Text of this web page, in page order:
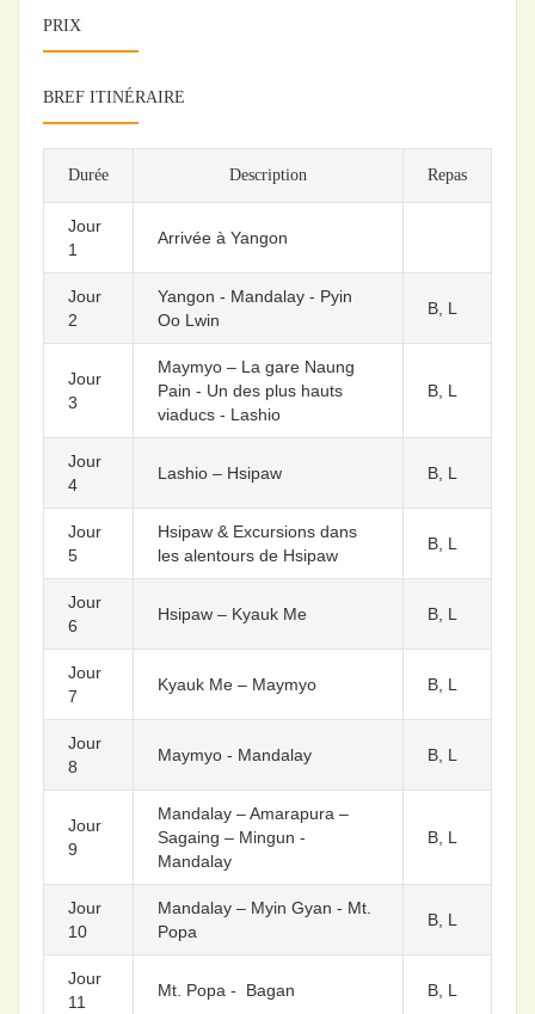
PRIX
BREF ITINÉRAIRE
Durée Description Repas
Jour
1
Arrivée à Yangon
Jour
2
Yangon - Mandalay - Pyin
Oo Lwin
B, L
Jour
3
Maymyo – La gare Naung
Pain - Un des plus hauts
viaducs - Lashio
B, L
Jour
4
Lashio – Hsipaw B, L
Jour
5
Hsipaw & Excursions dans
les alentours de Hsipaw
B, L
Jour
6
Hsipaw – Kyauk Me B, L
Jour
7
Kyauk Me – Maymyo B, L
Jour
8
Maymyo - Mandalay B, L
Jour
9
Mandalay – Amarapura –
Sagaing – Mingun -
Mandalay
B, L
Jour
10
Mandalay – Myin Gyan - Mt.
Popa
B, L
Jour
11
Mt. Popa - Bagan B, L